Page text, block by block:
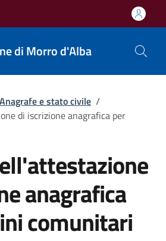
di Morro d'Alba
Anagrafe e stato civile /
di iscrizione anagrafica per
anagrafica
comunitari